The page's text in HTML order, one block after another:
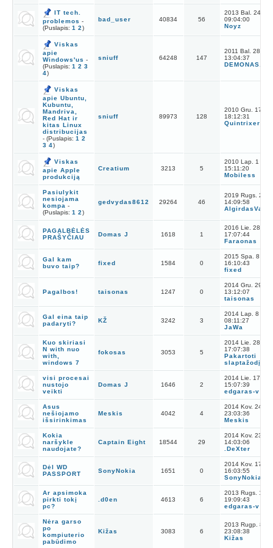
IT tech.
problemos -
(Puslapis: 1 2)
bad_user 40834 56
2013 Bal. 24
09:04:00
Noyz
Viskas
apie
Windows'us -
(Puslapis: 1 2 3
4)
sniuff 64248 147
2011 Bal. 28
13:04:37
DEMONAS.LT
Viskas
apie Ubuntu,
Kubuntu,
Mandriva,
Red Hat ir
kitas Linux
distribucijas
- (Puslapis: 1 2
3 4)
sniuff 89973 128
2010 Gru. 17
18:12:31
Quintrixer
Viskas
apie Apple
produkciją
Creatium 3213 5
2010 Lap. 1
15:11:20
Mobiless
Pasiulykit
nesiojama
kompa -
(Puslapis: 1 2)
gedvydas8612 29264 46
2019 Rugs. 25
14:09:58
AlgirdasVat
PAGALBĖLĖS
PRAŠYČIAU
Domas J 1618 1
2016 Lie. 28
17:07:44
Faraonas
Gal kam
buvo taip?
fixed 1584 0
2015 Spa. 8
16:10:43
fixed
Pagalbos! taisonas 1247 0
2014 Gru. 29
13:12:07
taisonas
Gal eina taip
padaryti?
KŽ 3242 3
2014 Lap. 8
08:11:27
JaWa
Kuo skiriasi
N with nuo
with,
windows 7
fokosas 3053 5
2014 Lie. 28
17:07:38
Pakartoti
slaptažodį
visi procesai
nustojo
veikti
Domas J 1646 2
2014 Lie. 17
15:07:39
edgaras-v
Asus
nešiojamo
išsirinkimas
Meskis 4042 4
2014 Kov. 24
23:03:36
Meskis
Kokia
naršykle
naudojate?
Captain Eight 18544 29
2014 Kov. 23
14:03:06
.DeXter
Dėl WD
PASSPORT
SonyNokia 1651 0
2014 Kov. 17
16:03:55
SonyNokia
Ar apsimoka
pirkti tokį
pc?
.d0en 4613 6
2013 Rugs. 17
19:09:43
edgaras-v
Nėra garso
po
kompiuterio
pabūdimo
Kižas 3083 6
2013 Rugp. 8
23:08:38
Kižas